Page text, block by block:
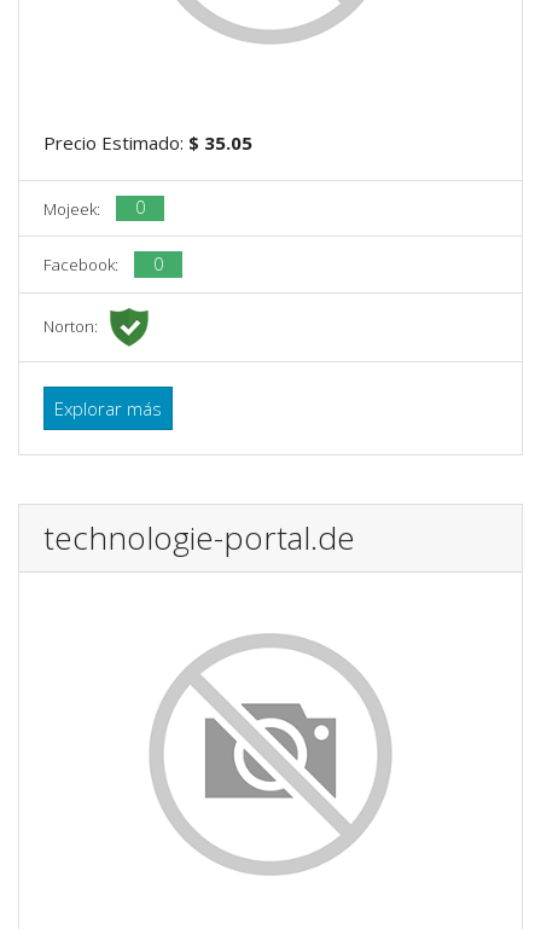
Precio Estimado: $ 35.05
Mojeek: 0
Facebook: 0
Norton:
Explorar más
technologie-portal.de